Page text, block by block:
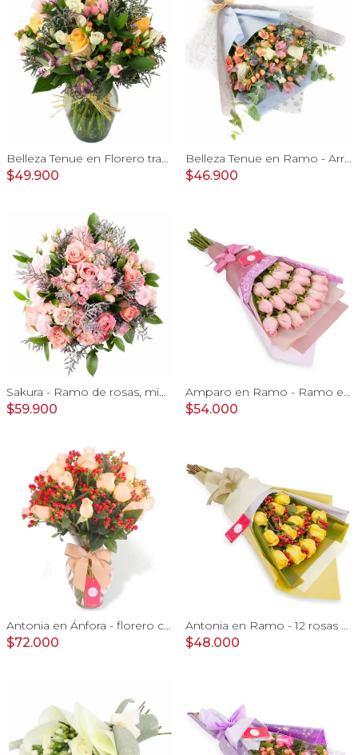
Belleza Tenue en Florero transparente con rosas damasco, mini claveles, astromelias y limonium
$49.900
Belleza Tenue en Ramo - Arreglo de rosas blancas, delfinium azul, astromelias y eucaliptus
$46.900
Sakura - Ramo de rosas, mini rosas, mini claveles y limonium en tonos rosados
$59.900
Amparo en Ramo - Ramo extendido 18 rosas ecuatoriana rosado
$54.000
Antonia en Ánfora - florero con 18 rosas damasco e hypericum
$72.000
Antonia en Ramo - 12 rosas ecuatorianas amarillo e hypericum
$48.000